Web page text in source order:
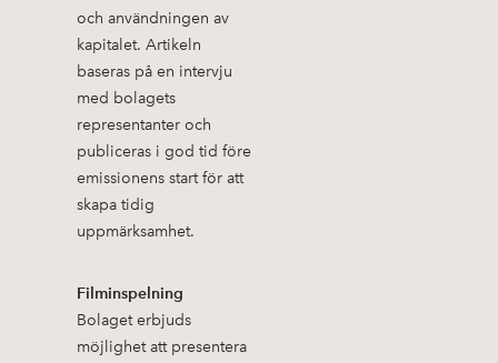
och användningen av
kapitalet. Artikeln
baseras på en intervju
med bolagets
representanter och
publiceras i god tid före
emissionens start för att
skapa tidig
uppmärksamhet.
Filminspelning
Bolaget erbjuds
möjlighet att presentera